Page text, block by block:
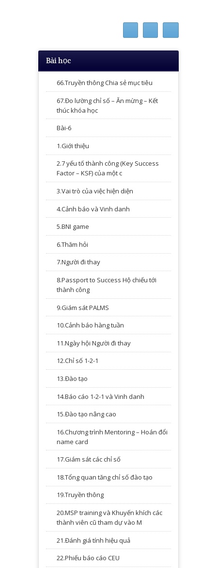
Bài học
66.Truyền thông Chia sẻ mục tiêu
67.Đo lường chỉ số – Ăn mừng – Kết
thúc khóa học
Bài-6
1.Giới thiệu
2.7 yếu tố thành công (Key Success
Factor – KSF) của một c
3.Vai trò của việc hiện diện
4.Cảnh báo và Vinh danh
5.BNI game
6.Thăm hỏi
7.Người đi thay
8.Passport to Success Hộ chiếu tới
thành công
9.Giám sát PALMS
10.Cảnh báo hàng tuần
11.Ngày hội Người đi thay
12.Chỉ số 1-2-1
13.Đào tạo
14.Báo cáo 1-2-1 và Vinh danh
15.Đào tạo nâng cao
16.Chương trình Mentoring – Hoán đổi
name card
17.Giám sát các chỉ số
18.Tổng quan tăng chỉ số đào tạo
19.Truyền thông
20.MSP training và Khuyến khích các
thành viên cũ tham dự vào M
21.Đánh giá tính hiệu quả
22.Phiếu báo cáo CEU